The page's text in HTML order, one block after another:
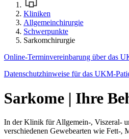
Kliniken
Allgemeinchirurgie
Schwerpunkte
Sarkomchirurgie
Online-Terminvereinbarung über das
Datenschutzhinweise für das UKM-
Sarkome | Ihre
In der Klinik für Allgemein-, Viszeral-
verschiedenen Gewebearten wie Fett-,